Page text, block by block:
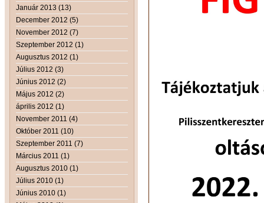
Január 2013 (13)
December 2012 (5)
November 2012 (7)
Szeptember 2012 (1)
Augusztus 2012 (1)
Július 2012 (3)
Június 2012 (2)
Május 2012 (2)
április 2012 (1)
November 2011 (4)
Október 2011 (10)
Szeptember 2011 (7)
Március 2011 (1)
Augusztus 2010 (1)
Július 2010 (1)
Június 2010 (1)